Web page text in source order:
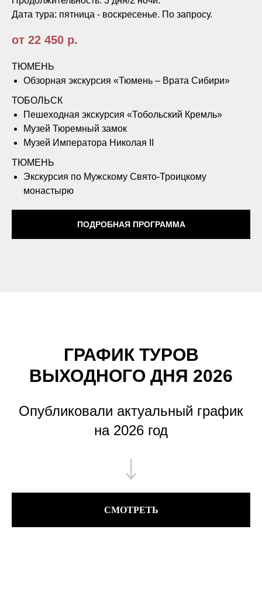
Дата тура: пятница - воскресенье. По запросу.
от 22 450 р.
ТЮМЕНЬ
Обзорная экскурсия «Тюмень – Врата Сибири»
ТОБОЛЬСК
Пешеходная экскурсия «Тобольский Кремль»
Музей Тюремный замок
Музей Императора Николая II
ТЮМЕНЬ
Экскурсия по Мужскому Свято-Троицкому
монастырю
ПОДРОБНАЯ ПРОГРАММА
ГРАФИК ТУРОВ
ВЫХОДНОГО ДНЯ 2026
Опубликовали актуальный график
на 2026 год
СМОТРЕТЬ